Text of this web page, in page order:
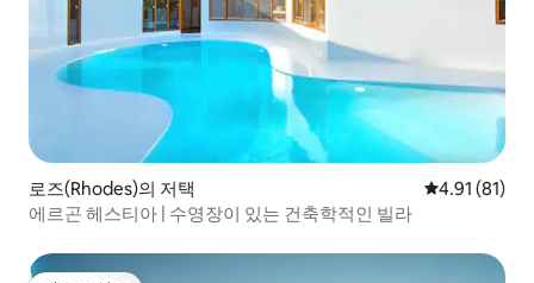
로즈(Rhodes)의 저택 평점 4.91점
4.91 (81)
에르곤 헤스티아 | 수영장이 있는 건축학적인 빌라